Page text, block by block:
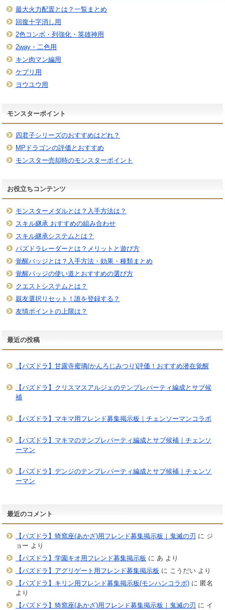
最大火力配置とは？一覧まとめ
回復十字消し用
2色コンボ・列強化・英雄神用
2way・二色用
キン肉マン編用
ケプリ用
ヨウユウ用
モンスターポイント
四君子シリーズのおすすめはどれ？
MPドラゴンの評価とおすすめ
モンスター売却時のモンスターポイント
お役立ちコンテンツ
モンスターメダルとは？入手方法は？
スキル継承 おすすめの組み合わせ
スキル継承システムとは？
パズドラレーダーとは？メリットと遊び方
覚醒バッジとは？入手方法・効果・種類まとめ
覚醒バッジの使い道とおすすめの選び方
クエストシステムとは？
親友選択リセット！誰を登録する？
友情ポイントの上限は？
最近の投稿
【パズドラ】甘露寺蜜璃(かんろじみつり)評価！おすすめ潜在覚醒
【パズドラ】クリスマスアルジェのテンプレパーティ編成とサブ候
補
【パズドラ】マキマ用フレンド募集掲示板｜チェンソーマンコラボ
【パズドラ】マキマのテンプレパーティ編成とサブ候補｜チェンソ
ーマン
【パズドラ】デンジのテンプレパーティ編成とサブ候補｜チェンソ
ーマン
最近のコメント
【パズドラ】猗窩座(あかざ)用フレンド募集掲示板｜鬼滅の刃 に ジ
ョー より
【パズドラ】学園キオ用フレンド募集掲示板 に あ より
【パズドラ】アグリゲート用フレンド募集掲示板 に こうだいより
【パズドラ】キリン用フレンド募集掲示板(モンハンコラボ)に 匿名
より
【パズドラ】猗窩座(あかざ)用フレンド募集掲示板｜鬼滅の刃 に イ